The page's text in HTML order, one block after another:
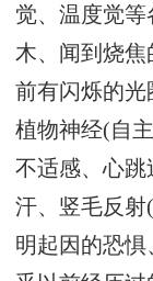
觉、温度觉
木、闻到烧
前有闪烁的光
植物神经(自
不适感、心跳
汗、竖毛反射
明起因的恐